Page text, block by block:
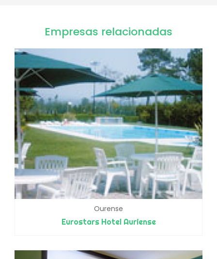
Empresas relacionadas
Ourense
Eurostars Hotel Auriense